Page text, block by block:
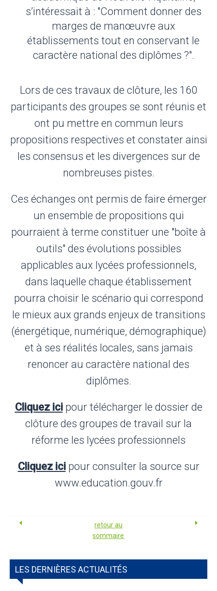
s’intéressait à : "Comment donner des
marges de manœuvre aux
établissements tout en conservant le
caractère national des diplômes ?".
Lors de ces travaux de clôture, les 160
participants des groupes se sont réunis et
ont pu mettre en commun leurs
propositions respectives et constater ainsi
les consensus et les divergences sur de
nombreuses pistes.
Ces échanges ont permis de faire émerger
un ensemble de propositions qui
pourraient à terme constituer une "boîte à
outils" des évolutions possibles
applicables aux lycées professionnels,
dans laquelle chaque établissement
pourra choisir le scénario qui correspond
le mieux aux grands enjeux de transitions
(énergétique, numérique, démographique)
et à ses réalités locales, sans jamais
renoncer au caractère national des
diplômes.
Cliquez icipour télécharger le dossier de
clôture des groupes de travail sur la
réforme les lycées professionnels
Cliquez icipour consulter la source sur
www.education.gouv.fr
retour au
sommaire
LES DERNIÈRES ACTUALITÉS